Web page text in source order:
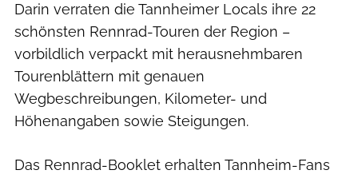
Darin verraten die Tannheimer Locals ihre 22
schönsten Rennrad-Touren der Region –
vorbildlich verpackt mit herausnehmbaren
Tourenblättern mit genauen
Wegbeschreibungen, Kilometer- und
Höhenangaben sowie Steigungen.
Das Rennrad-Booklet erhalten Tannheim-Fans